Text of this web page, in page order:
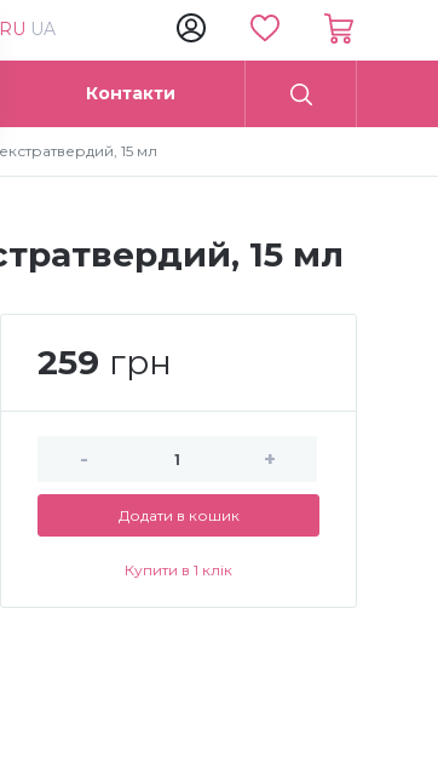
RU UA
Контакти
15 мл
15 мл
259 грн
- +
Додати в кошик
Купити в 1 клік